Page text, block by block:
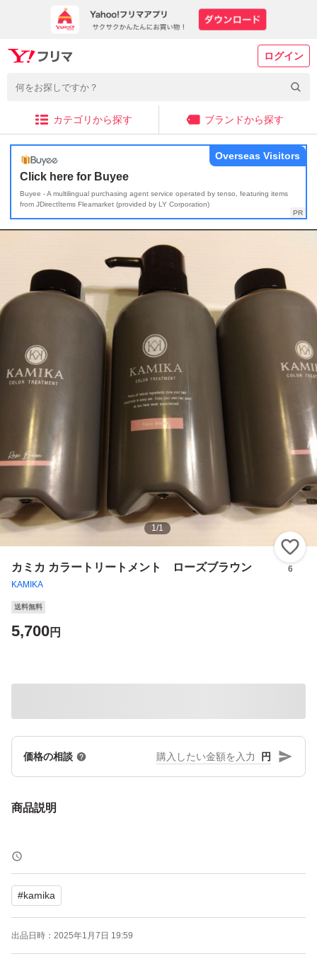
ログイン
カテゴリから探す ブランドから探す
Click here for Buyee
Buyee - A multilingual purchasing agent service operated by tenso, featuring items
from JDirectItems Fleamarket (provided by LY Corporation)
Overseas Visitors
1/1
カミカ カラートリートメント ローズブラウン
KAMIKA
6
送料無料
5,700円
価格の相談 円
商品説明
#kamika
出品日時： 2025年1月7日 19:59